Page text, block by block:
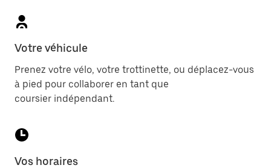
Votre véhicule
Prenez votre vélo, votre trottinette, ou déplacez-vous
à pied pour collaborer en tant que
coursier indépendant.
Vos horaires